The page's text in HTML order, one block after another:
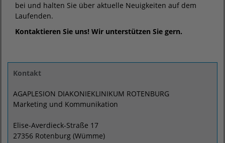
bei und halten Sie über aktuelle Neuigkeiten auf dem
Laufenden.
Kontaktieren Sie uns! Wir unterstützen Sie gern.
Kontakt
AGAPLESION DIAKONIEKLINIKUM ROTENBURG
Marketing und Kommunikation
Elise-Averdieck-Straße 17
27356 Rotenburg (Wümme)